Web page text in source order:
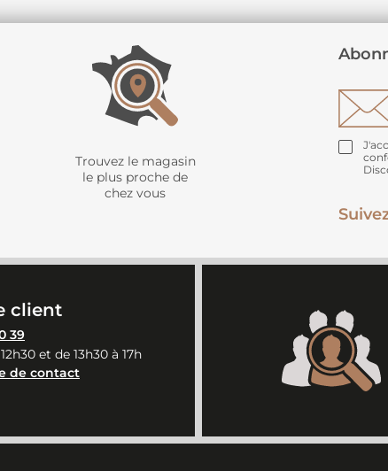
Trouvez le magasin
le plus proche de
chez vous
client
39
et de 13h30 à 17h
de contact